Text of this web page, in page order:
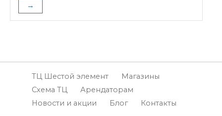
→
ТЦ Шестой элемент
Магазины
Схема ТЦ
Арендаторам
Новости и акции
Блог Контакты